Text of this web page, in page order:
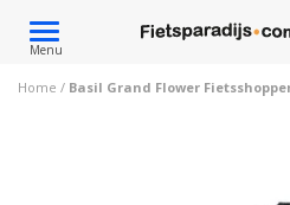
Toggle
navigation
Menu
Home / Basil Grand Flower